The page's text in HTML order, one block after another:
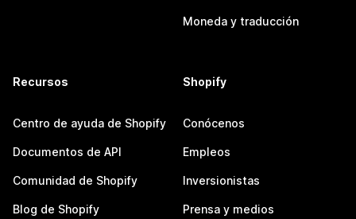
Moneda y traducción
Recursos
Centro de ayuda de Shopify
Documentos de API
Comunidad de Shopify
Blog de Shopify
Shopify
Conócenos
Empleos
Inversionistas
Prensa y medios